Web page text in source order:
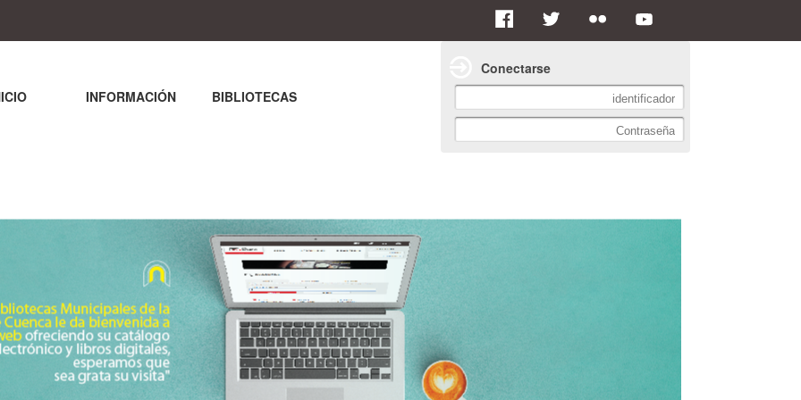
INFORMACIÓN BIBLIOTECAS
Conectarse